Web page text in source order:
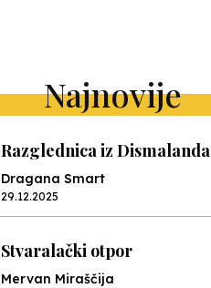
Najnovije
Razglednica iz Dismalanda
Dragana Smart
29.12.2025
Stvaralački otpor
Mervan Miraščija